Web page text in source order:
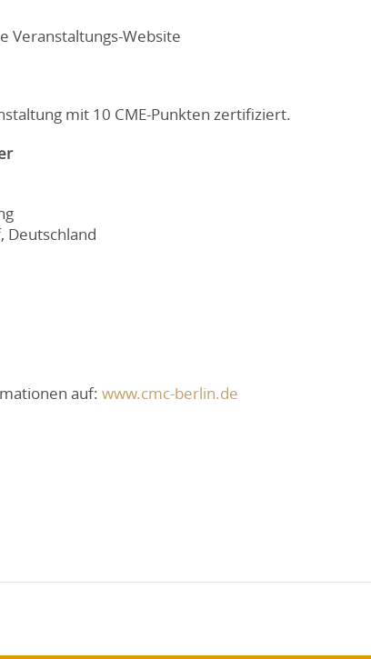
Veranstaltungs-Website
mit 10 CME-Punkten zertifiziert.
Deutschland
auf: www.cmc-berlin.de